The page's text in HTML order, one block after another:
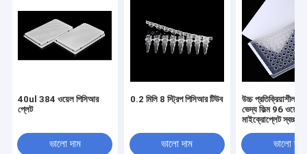
40ul 384 ওয়েল পিসিআর
প্লেট
ভালো দাম
0.2 মিলি 8 স্ট্রিপ পিসিআর টিউব
ভালো দাম
উচ্চ প্রতিক্রিয়াশীল
ভেদ্য ফিল্ম 96 ওয়েল
মাইক্রোপ্লেট স্বচ্ছ
ভালো দাম